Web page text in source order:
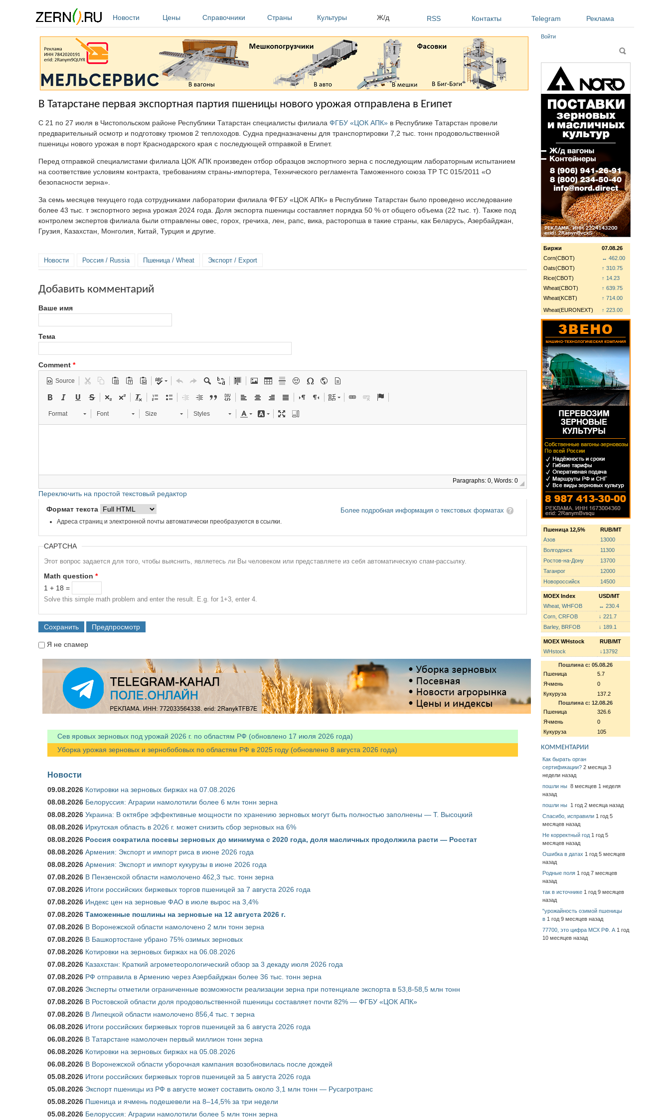
Новости
Цены Справочники Страны Культуры Ж/д RSS Контакты Telegram Реклама
В Татарстане первая экспортная партия пшеницы нового урожая отправлена в Египет
С 21 по 27 июля в Чистопольском районе Республики Татарстан специалисты филиала ФГБУ «ЦОК АПК» в Республике Татарстан провели
предварительный осмотр и подготовку трюмов 2 теплоходов. Судна предназначены для транспортировки 7,2 тыс. тонн продовольственной
пшеницы нового урожая в порт Краснодарского края с последующей отправкой в Египет.
Перед отправкой специалистами филиала ЦОК АПК произведен отбор образцов экспортного зерна с последующим лабораторным испытанием
на соответствие условиям контракта, требованиям страны-импортера, Технического регламента Таможенного союза ТР ТС 015/2011 «О
безопасности зерна».
За семь месяцев текущего года сотрудниками лаборатории филиала ФГБУ «ЦОК АПК» в Республике Татарстан было проведено исследование
более 43 тыс. т экспортного зерна урожая 2024 года. Доля экспорта пшеницы составляет порядка 50 % от общего объема (22 тыс. т). Также под
контролем экспертов филиала были отправлены овес, горох, гречиха, лен, рапс, вика, расторопша в такие страны, как Беларусь, Азербайджан,
Грузия, Казахстан, Монголия, Китай, Турция и другие.
Новости Россия / Russia Пшеница / Wheat Экспорт / Export
Добавить комментарий
Ваше имя
Тема
Comment *
Source
Format Font Size Styles
Paragraphs: 0, Words: 0
Переключить на простой текстовый редактор
Более подробная информация о текстовых форматах
Формат текста
Адреса страниц и электронной почты автоматически преобразуются в ссылки.
CAPTCHA
Этот вопрос задается для того, чтобы выяснить, являетесь ли Вы человеком или представляете из себя автоматическую спам-рассылку.
Math question *
1 + 18 =
Solve this simple math problem and enter the result. E.g. for 1+3, enter 4.
Я не спамер
Сев яровых зерновых под урожай 2026 г. по областям РФ (обновлено 17 июля 2026 года)
Уборка урожая зерновых и зернобобовых по областям РФ в 2025 году (обновлено 8 августа 2026 года)
Новости
09.08.2026 Котировки на зерновых биржах на 07.08.2026
08.08.2026 Белоруссия: Аграрии намолотили более 6 млн тонн зерна
08.08.2026 Украина: В октябре эффективные мощности по хранению зерновых могут быть полностью заполнены — Т. Высоцкий
08.08.2026 Иркутская область в 2026 г. может снизить сбор зерновых на 6%
08.08.2026 Россия сократила посевы зерновых до минимума с 2020 года, доля масличных продолжила расти — Росстат
08.08.2026 Армения: Экспорт и импорт риса в июне 2026 года
08.08.2026 Армения: Экспорт и импорт кукурузы в июне 2026 года
07.08.2026 В Пензенской области намолочено 462,3 тыс. тонн зерна
07.08.2026 Итоги российских биржевых торгов пшеницей за 7 августа 2026 года
07.08.2026 Индекс цен на зерновые ФАО в июле вырос на 3,4%
07.08.2026 Таможенные пошлины на зерновые на 12 августа 2026 г.
07.08.2026 В Воронежской области намолочено 2 млн тонн зерна
07.08.2026 В Башкортостане убрано 75% озимых зерновых
07.08.2026 Котировки на зерновых биржах на 06.08.2026
07.08.2026 Казахстан: Краткий агрометеорологический обзор за 3 декаду июля 2026 года
07.08.2026 РФ отправила в Армению через Азербайджан более 36 тыс. тонн зерна
07.08.2026 Эксперты отметили ограниченные возможности реализации зерна при потенциале экспорта в 53,8-58,5 млн тонн
07.08.2026 В Ростовской области доля продовольственной пшеницы составляет почти 82% — ФГБУ «ЦОК АПК»
07.08.2026 В Липецкой области намолочено 856,4 тыс. т зерна
06.08.2026 Итоги российских биржевых торгов пшеницей за 6 августа 2026 года
06.08.2026 В Татарстане намолочен первый миллион тонн зерна
06.08.2026 Котировки на зерновых биржах на 05.08.2026
06.08.2026 В Воронежской области уборочная кампания возобновилась после дождей
05.08.2026 Итоги российских биржевых торгов пшеницей за 5 августа 2026 года
05.08.2026 Экспорт пшеницы из РФ в августе может составить около 3,1 млн тонн — Русагротранс
05.08.2026 Пшеница и ячмень подешевели на 8–14,5% за три недели
05.08.2026 Белоруссия: Аграрии намолотили более 5 млн тонн зерна
Войти
Поиск
Биржи
07.08.26
Corn(CBOT)
↔ 462.00
Oats(CBOT)
↑ 310.75
Rice(CBOT)
↑ 14.23
Wheat(CBOT)
↑ 639.75
Wheat(KCBT)
↑ 714.00
Wheat(EURONEXT)
↑ 223.00
Пшеница 12,5%
RUB/MT
Азов
13000
Волгодонск
11300
Ростов-на-Дону
13700
Таганрог
12000
Новороссийск
14500
MOEX Index
USD/MT
Wheat, WHFOB
↔ 230.4
Corn, CRFOB
↓ 221.7
Barley, BRFOB
↓ 189.1
MOEX WHstock
RUB/MT
WHstock
↓13792
Пошлина с: 05.08.26
Пшеница
5.7
Ячмень
0
Кукуруза
137.2
Пошлина с: 12.08.26
Пшеница
326.6
Ячмень
0
Кукуруза
105
КОММЕНТАРИИ
Как бырать орган
сертификации? 2 месяца 3
недели назад
пошли ны 8 месяцев 1 неделя
назад
пошли ны 1 год 2 месяца назад
Спасибо, исправили 1 год 5
месяцев назад
Не корректный год 1 год 5
месяцев назад
Ошибка в датах 1 год 5 месяцев
назад
Родные поля 1 год 7 месяцев
назад
так в источнике 1 год 9 месяцев
назад
"урожайность озимой пшеницы
в 1 год 9 месяцев назад
77700, это цифра МСХ РФ. А 1 год
10 месяцев назад